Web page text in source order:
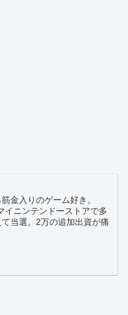
金入りのゲーム好き。
イニンテンドーストアで多
当選。2万の追加出資が痛